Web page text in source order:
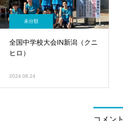
未分類
全国中学校大会IN新潟（クニ
ヒロ）
2024.08.24
コメント